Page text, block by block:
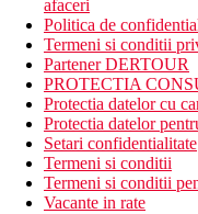
25 m2.
Camera dubla,
sectiunea hotel,
piscina
restaurantului
30 m2.
Suita Senior:
m2.
Descrierea hotelului
Hotelul dispune de:
afaceri
Politica de
Termeni si conditii
Partener DERTOUR
PROTECTIA
Protectia datelor cu
Protectia datelor
Setari confidentialitate
Termeni si conditii
Termeni si conditii
Vacante in rate